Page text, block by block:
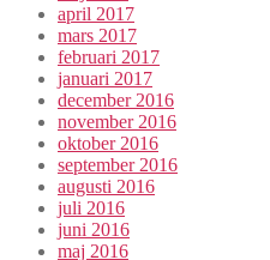
april 2017
mars 2017
februari 2017
januari 2017
december 2016
november 2016
oktober 2016
september 2016
augusti 2016
juli 2016
juni 2016
maj 2016